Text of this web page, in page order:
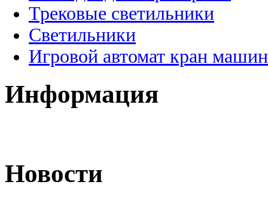
Трековые светильники
Светильники
Игровой автомат кран
Информация
Новости